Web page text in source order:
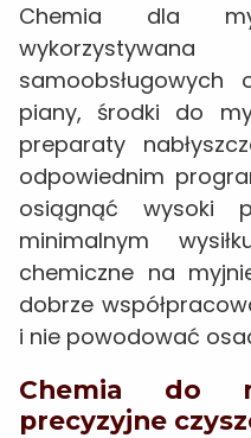
Chemia dla
samoobsługowych
piany, środki do
preparaty
odpowiednim
osiągnąć wysoki
minimalnym
chemiczne na
dobrze
i nie powodować
Chemia do
precyzyjne